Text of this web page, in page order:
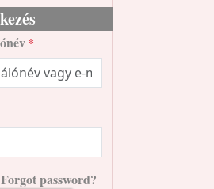
Forgot password?